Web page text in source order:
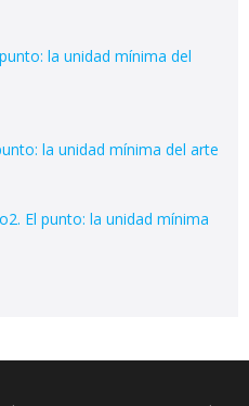
la unidad mínima del
la unidad mínima del arte
El punto: la unidad mínima